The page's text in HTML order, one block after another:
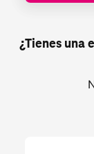
¿Tienes una